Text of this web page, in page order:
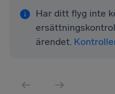
Har ditt flyg inte
ärendet.